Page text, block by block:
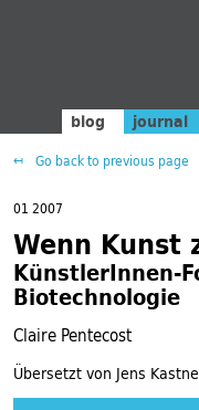
blog journal
Go back to previous page
01 2007
Wenn Kunst
KünstlerInnen-
Biotechnologie
Claire Pentecost
Übersetzt von Jens